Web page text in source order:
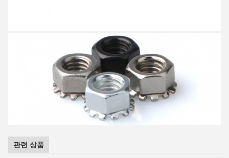
관련 상품